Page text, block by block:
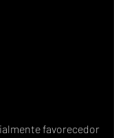
favorecedor